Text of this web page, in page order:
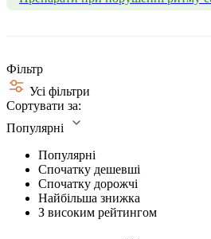
Фільтр
Усі фільтри
Сортувати за:
Популярні
Популярні
Спочатку дешевші
Спочатку дорожчі
Найбільша знижка
З високим рейтингом